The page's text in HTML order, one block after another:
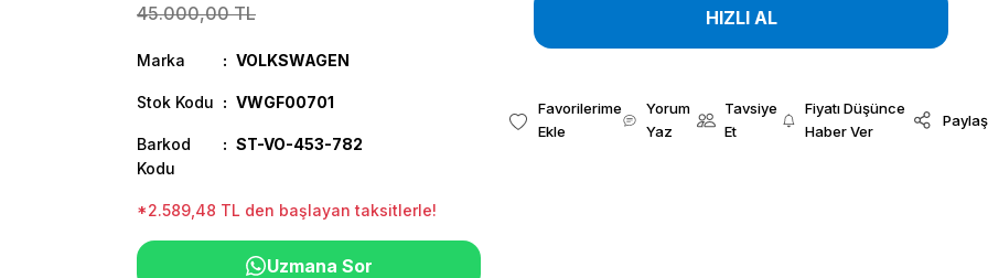
45.000,00 TL
Marka VOLKSWAGEN
Stok Kodu VWGF00701
Barkod
Kodu
ST-VO-453-782
*2.589,48 TL den başlayan taksitlerle!
Uzmana Sor
HIZLI AL
Yorum
Yaz
Tavsiye
Et
Fiyatı Düşünce
Haber Ver
Paylaş